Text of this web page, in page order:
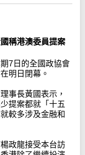
稱港澳委員提案
7日的全國政協會
明日閉幕。
事長黃國表示，
提案都就「十五
較多涉及金融和
政龍接受本台訪